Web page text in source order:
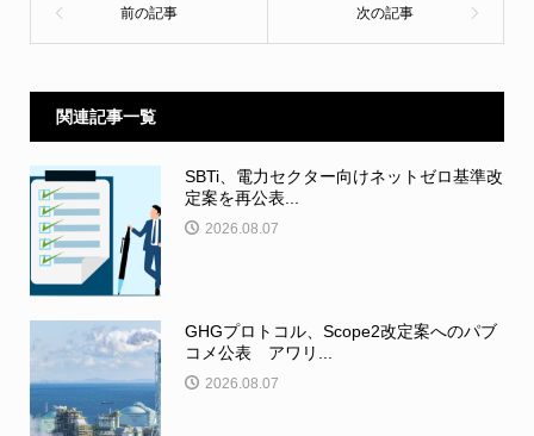
関連記事一覧
SBTi、電力セクター向けネットゼロ基準改
定案を再公表...
2026.08.07
GHGプロトコル、Scope2改定案へのパブ
コメ公表 アワリ...
2026.08.07